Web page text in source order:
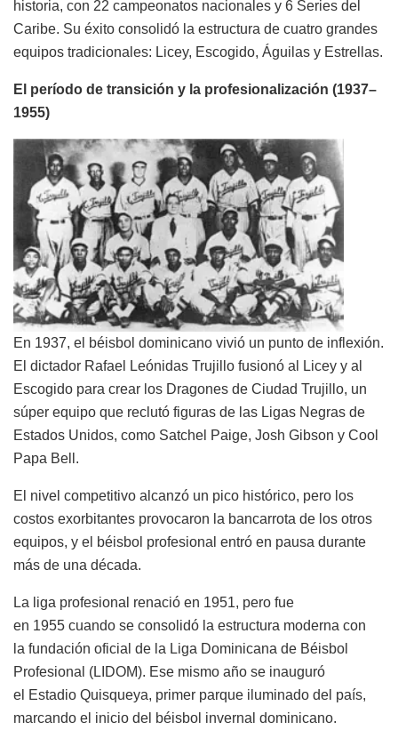
historia, con 22 campeonatos nacionales y 6 Series del
Caribe. Su éxito consolidó la estructura de cuatro grandes
equipos tradicionales: Licey, Escogido, Águilas y Estrellas.
El período de transición y la profesionalización (1937–
1955)
En 1937, el béisbol dominicano vivió un punto de inflexión.
El dictador Rafael Leónidas Trujillo fusionó al Licey y al
Escogido para crear los Dragones de Ciudad Trujillo, un
súper equipo que reclutó figuras de las Ligas Negras de
Estados Unidos, como Satchel Paige, Josh Gibson y Cool
Papa Bell.
El nivel competitivo alcanzó un pico histórico, pero los
costos exorbitantes provocaron la bancarrota de los otros
equipos, y el béisbol profesional entró en pausa durante
más de una década.
La liga profesional renació en 1951, pero fue
en 1955 cuando se consolidó la estructura moderna con
la fundación oficial de la Liga Dominicana de Béisbol
Profesional (LIDOM). Ese mismo año se inauguró
el Estadio Quisqueya, primer parque iluminado del país,
marcando el inicio del béisbol invernal dominicano.